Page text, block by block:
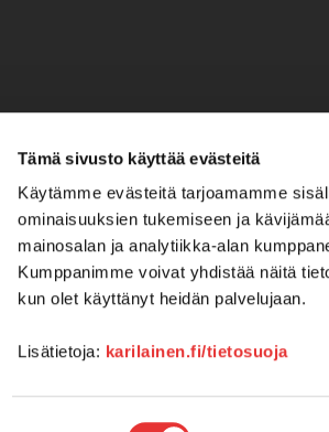
Tämä sivusto käyttää evästeitä
Käytämme evästeitä tarjoamamme
ominaisuuksien tukemiseen ja
mainosalan ja analytiikka-alan
Kumppanimme voivat yhdistää näitä
kun olet käyttänyt heidän palvelujaan.
Lisätietoja: karilainen.fi/tietosuoja
PIHA & PUUTARHA
Stiga
VAIHTOLAITTEET
Veneet
Kelkat ja mönkijät